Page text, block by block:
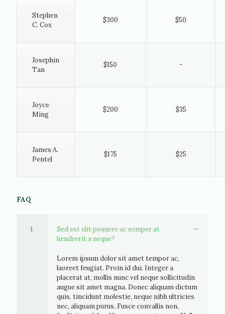
Stephen
C. Cox
$300 $50
Josephin
Tan
$150 -
Joyce
Ming
$200 $35
James A.
Pentel
$175 $25
FAQ
1
Sed est elit posuere ac semper at
hendrerit a neque?
Lorem ipsum dolor sit amet tempor ac,
laoreet feugiat. Proin id dui. Integer a
placerat at, mollis nunc vel neque sollicitudin
augue sit amet magna. Donec aliquam dictum
quis, tincidunt molestie, neque nibh ultricies
nec, aliquam purus. Fusce convallis non,